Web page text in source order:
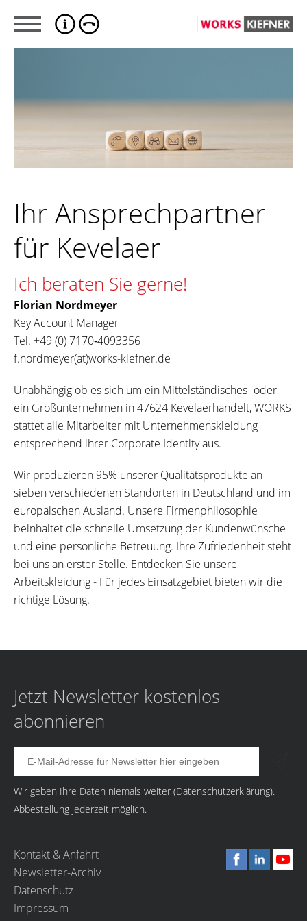
Ihr Ansprechpartner
für Kevelaer
Ich beraten Sie gerne!
Florian Nordmeyer
Key Account Manager
Tel. +49 (0) 7170‐4093356
f.nordmeyer(at)works-kiefner.de
Unabhängig ob es sich um ein Mittelständisches- oder
ein Großunternehmen in 47624 Kevelaerhandelt, WORKS
stattet alle Mitarbeiter mit Unternehmenskleidung
entsprechend ihrer Corporate Identity aus.
Wir produzieren 95% unserer Qualitätsprodukte an
sieben verschiedenen Standorten in Deutschland und im
europäischen Ausland. Unsere Firmenphilosophie
beinhaltet die schnelle Umsetzung der Kundenwünsche
und eine persönliche Betreuung. Ihre Zufriedenheit steht
bei uns an erster Stelle. Entdecken Sie unsere
Arbeitskleidung - Für jedes Einsatzgebiet bieten wir die
richtige Lösung.
Jetzt Newsletter kostenlos
abonnieren
Wir geben Ihre Daten niemals weiter (Datenschutzerklärung).
Abbestellung jederzeit möglich.
Kontakt & Anfahrt
Newsletter-Archiv
Datenschutz
Impressum